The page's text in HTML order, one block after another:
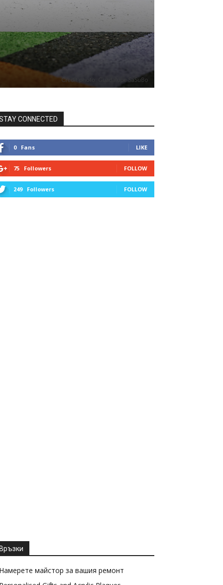
CONNECTED
0 Fans LIKE
75 Followers FOLLOW
249 Followers FOLLOW
Връзки
Намерете майстор за вашия ремонт